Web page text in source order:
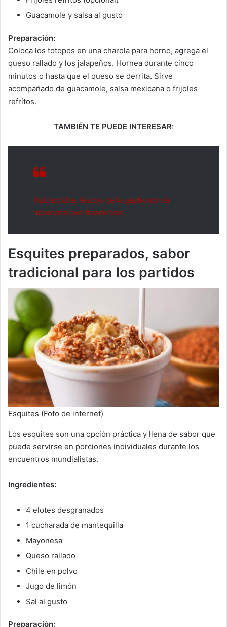
Guacamole y salsa al gusto
Preparación:
Coloca los totopos en una charola para horno, agrega el
queso rallado y los jalapeños. Hornea durante cinco
minutos o hasta que el queso se derrita. Sirve
acompañado de guacamole, salsa mexicana o frijoles
refritos.
TAMBIÉN TE PUEDE INTERESAR:
Huitlacoche, tesoro de la gastronomía
mexicana que trasciende
Esquites preparados, sabor
tradicional para los partidos
Esquites (Foto de internet)
Los esquites son una opción práctica y llena de sabor que
puede servirse en porciones individuales durante los
encuentros mundialistas.
Ingredientes:
4 elotes desgranados
1 cucharada de mantequilla
Mayonesa
Queso rallado
Chile en polvo
Jugo de limón
Sal al gusto
Preparación: